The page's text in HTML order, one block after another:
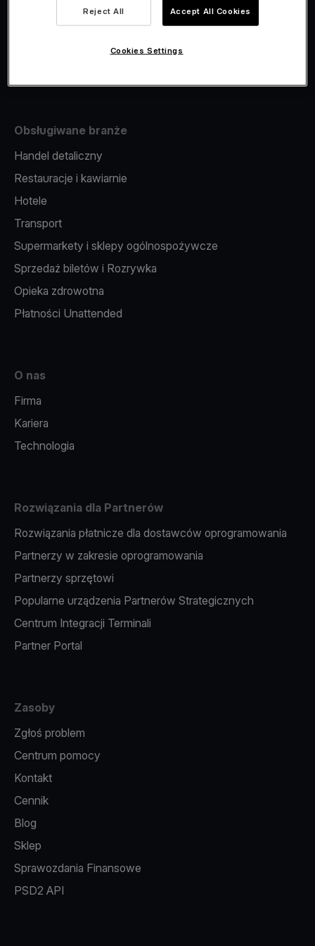
Fiskalizacja
Obsługiwane branże
Handel detaliczny
Restauracje i kawiarnie
Hotele
Transport
Supermarkety i sklepy ogólnospożywcze
Sprzedaż biletów i Rozrywka
Opieka zdrowotna
Płatności Unattended
O nas
Firma
Kariera
Technologia
Rozwiązania dla Partnerów
Rozwiązania płatnicze dla dostawców oprogramowania
Partnerzy w zakresie oprogramowania
Partnerzy sprzętowi
Popularne urządzenia Partnerów Strategicznych
Centrum Integracji Terminali
Partner Portal
Zasoby
Zgłoś problem
Centrum pomocy
Kontakt
Cennik
Blog
Sklep
Sprawozdania Finansowe
PSD2 API
Reject All Accept All Cookies
Cookies Settings